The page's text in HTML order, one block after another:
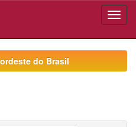
do Brasil